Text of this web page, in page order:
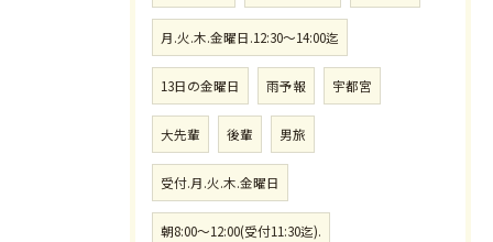
月.火.木.金曜日.12:30〜14:00迄
13日の金曜日 雨予報 宇都宮
大先輩 後輩 男旅
受付.月.火.木.金曜日
朝8:00〜12:00(受付11:30迄).